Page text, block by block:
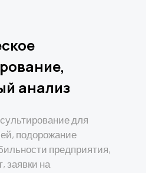
анализ
для
подорожание
предприятия,
заявки на